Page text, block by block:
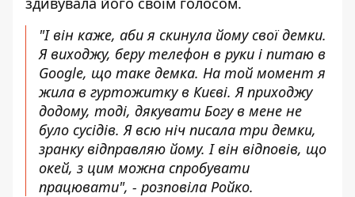
"І він каже, аби я скинула йому свої демки.
Я виходжу, беру телефон в руки і питаю в
Google, що таке демка. На той момент я
жила в гуртожитку в Києві. Я приходжу
додому, тоді, дякувати Богу в мене не
було сусідів. Я всю ніч писала три демки,
зранку відправляю йому. І він відповів, що
окей, з цим можна спробувати
працювати", - розповіла Ройко.